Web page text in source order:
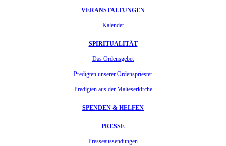
VERANSTALTUNGEN
Kalender
SPIRITUALITÄT
Das Ordensgebet
Predigten unserer Ordenspriester
Predigten aus der Malteserkirche
SPENDEN & HELFEN
PRESSE
Presseaussendungen